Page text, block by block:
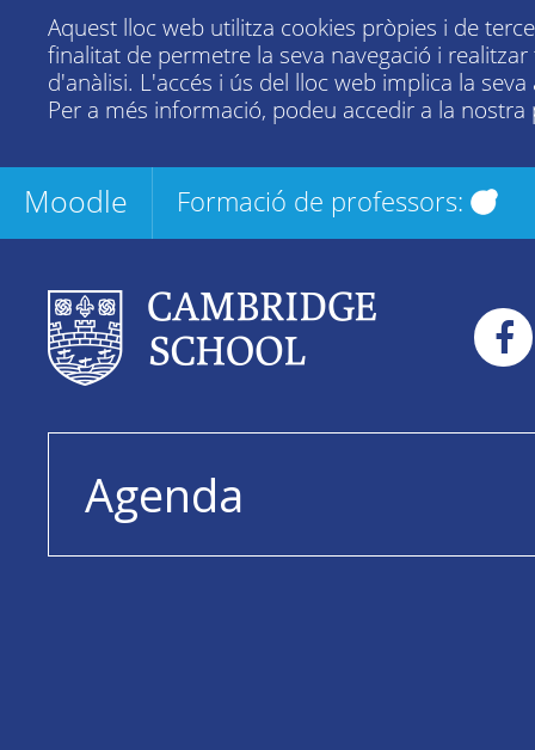
Aquest lloc web utilitza cookies pròpies i de
finalitat de permetre la seva navegació i realitzar
d'anàlisi. L'accés i ús del lloc web implica la seva
Per a més informació, podeu accedir a la nostra
Moodle Formació de professors:
Agenda